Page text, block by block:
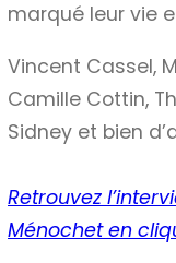
marqué leur vie
Vincent Cassel,
Camille Cottin,
Sidney et bien
Retrouvez
Ménochet en